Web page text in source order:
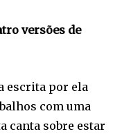
versões de
escrita por ela
com uma
canta sobre estar